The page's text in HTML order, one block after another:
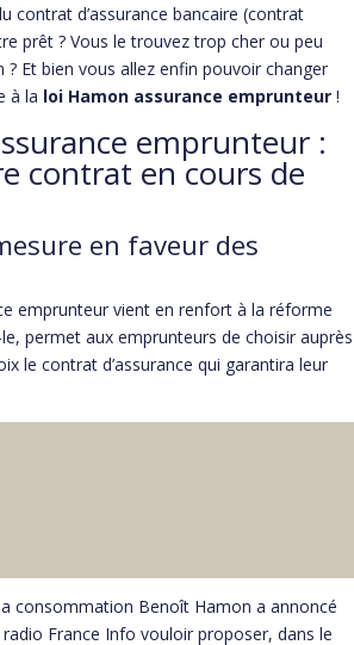
contrat d’assurance bancaire (contrat
prêt ? Vous le trouvez trop cher ou peu
Et bien vous allez enfin pouvoir changer
à la loi Hamon assurance emprunteur !
emprunteur :
contrat en cours de
en faveur des
emprunteur vient en renfort à la réforme
permet aux emprunteurs de choisir auprès
le contrat d’assurance qui garantira leur
consommation Benoît Hamon a annoncé
France Info vouloir proposer, dans le